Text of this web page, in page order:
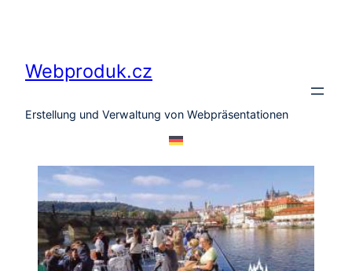
Webproduk.cz
Erstellung und Verwaltung von Webpräsentationen